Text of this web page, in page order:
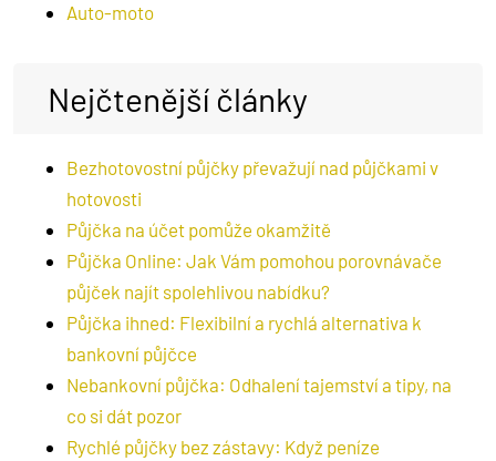
Auto-moto
Nejčtenější články
Bezhotovostní půjčky převažují nad půjčkami v
hotovosti
Půjčka na účet pomůže okamžitě
Půjčka Online: Jak Vám pomohou porovnávače
půjček najít spolehlivou nabídku?
Půjčka ihned: Flexibilní a rychlá alternativa k
bankovní půjčce
Nebankovní půjčka: Odhalení tajemství a tipy, na
co si dát pozor
Rychlé půjčky bez zástavy: Když peníze